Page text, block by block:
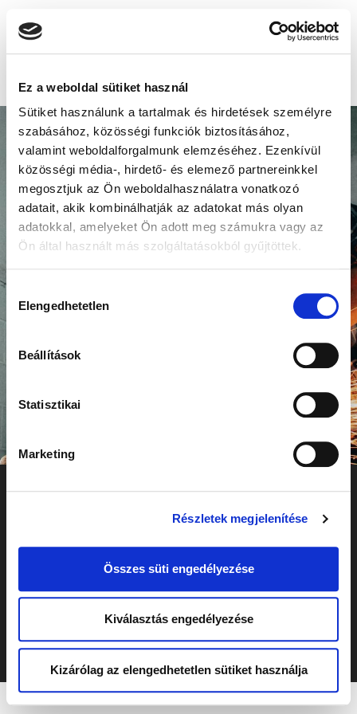
Ez a weboldal sütiket használ
Sütiket használunk a tartalmak és hirdetések személyre
szabásához, közösségi funkciók biztosításához,
valamint weboldalforgalmunk elemzéséhez. Ezenkívül
közösségi média-, hirdető- és elemező partnereinkkel
megosztjuk az Ön weboldalhasználatra vonatkozó
adatait, akik kombinálhatják az adatokat más olyan
adatokkal, amelyeket Ön adott meg számukra vagy az
Ön által használt más szolgáltatásokból gyűjtöttek.
Hozzájárulás
kiválasztása
Elengedhetetlen
Beállítások
Statisztikai
Marketing
Részletek megjelenítése
Összes süti engedélyezése
Kiválasztás engedélyezése
Kizárólag az elengedhetetlen sütiket használja
info@unitrade-auto.hu
HU-7400 Kaposvár, Pécsi utca 11.
MINDEN JOG FENNTARTVA! 2026
UNITRADE-AUTÓ ZRT.
ADATKEZELÉSI TÁJÉKOZTATÓ